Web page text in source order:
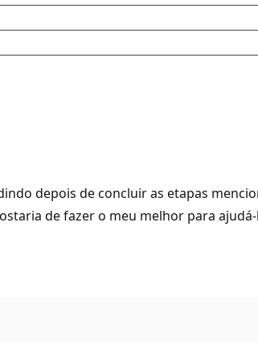
depois de concluir as etapas
de fazer o meu melhor para